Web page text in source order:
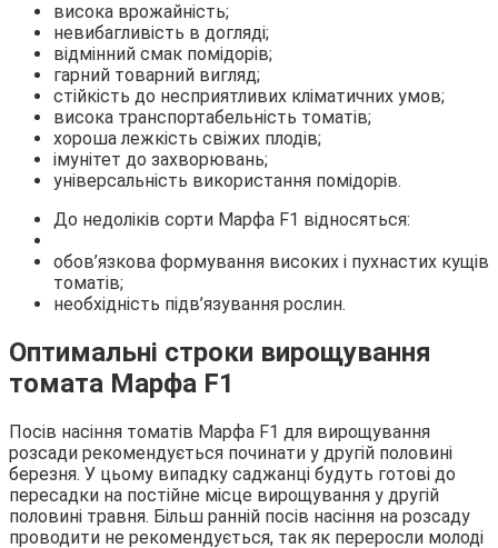
висока врожайність;
невибагливість в догляді;
відмінний смак помідорів;
гарний товарний вигляд;
стійкість до несприятливих кліматичних умов;
висока транспортабельність томатів;
хороша лежкість свіжих плодів;
імунітет до захворювань;
універсальність використання помідорів.
До недоліків сорти Марфа F1 відносяться:
обов’язкова формування високих і пухнастих кущів
томатів;
необхідність підв’язування рослин.
Оптимальні строки вирощування
томата Марфа F1
Посів насіння томатів Марфа F1 для вирощування
розсади рекомендується починати у другій половині
березня. У цьому випадку саджанці будуть готові до
пересадки на постійне місце вирощування у другій
половині травня. Більш ранній посів насіння на розсаду
проводити не рекомендується, так як переросли молоді